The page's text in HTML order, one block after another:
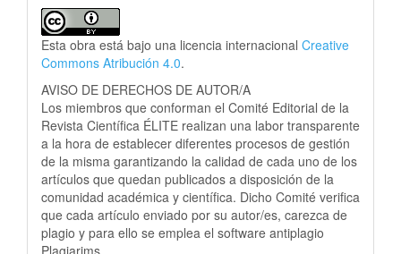
Esta obra está bajo una licencia internacional Creative
Commons Atribución 4.0.
AVISO DE DERECHOS DE AUTOR/A
Los miembros que conforman el Comité Editorial de la
Revista Científica ÉLITE realizan una labor transparente
a la hora de establecer diferentes procesos de gestión
de la misma garantizando la calidad de cada uno de los
artículos que quedan publicados a disposición de la
comunidad académica y científica. Dicho Comité verifica
que cada artículo enviado por su autor/es, carezca de
plagio y para ello se emplea el software antiplagio
Plagiarims